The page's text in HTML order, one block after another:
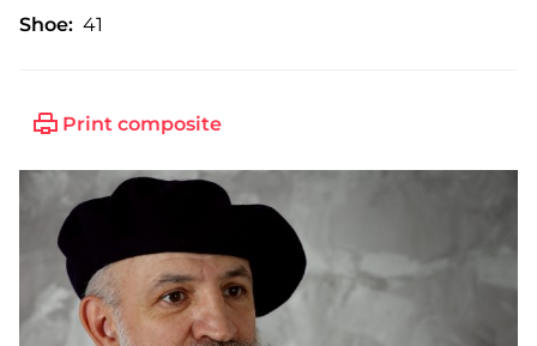
Shoe: 41
Print composite